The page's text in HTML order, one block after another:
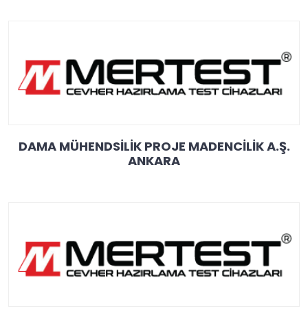
DAMA MÜHENDSİLİK PROJE MADENCİLİK A.Ş.
ANKARA